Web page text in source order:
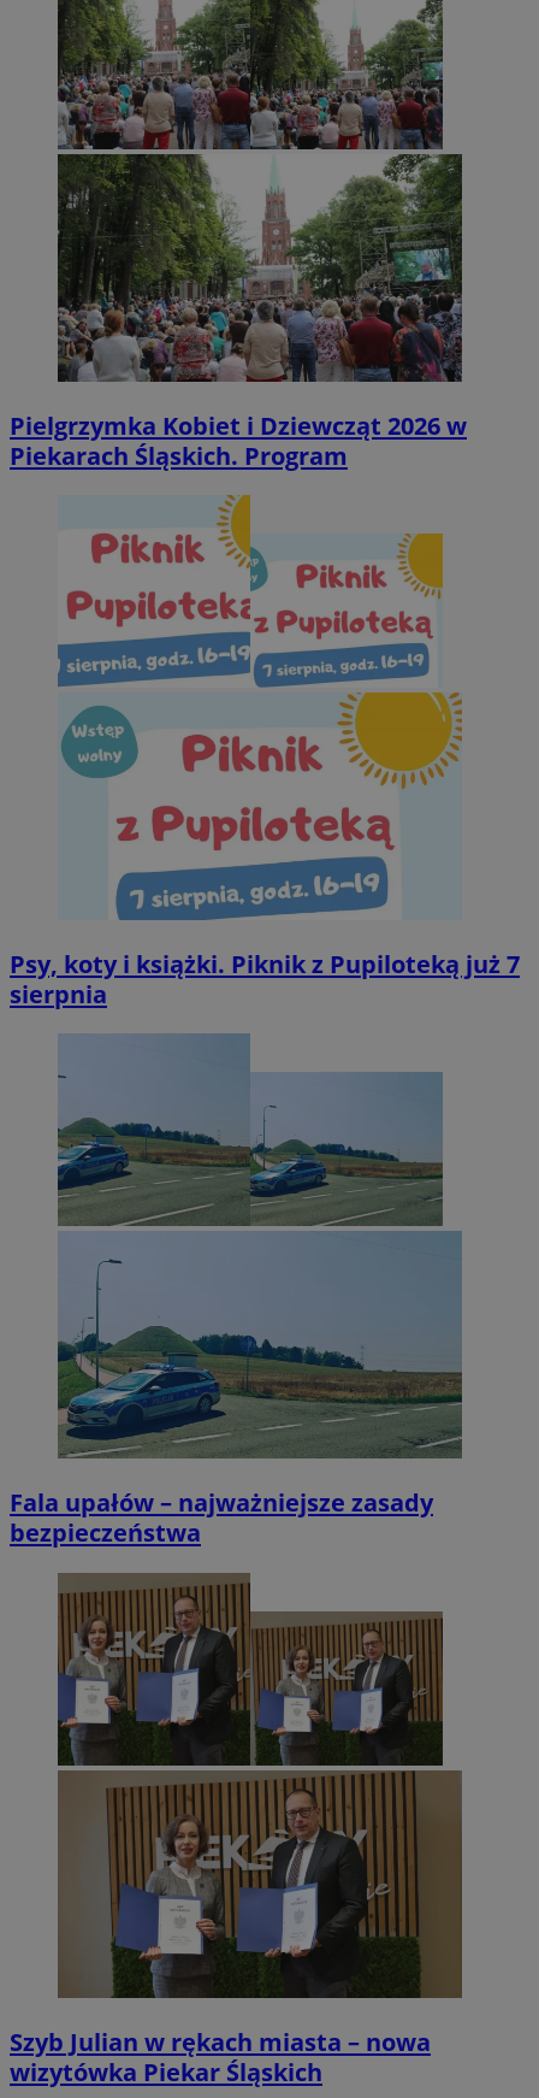
Pielgrzymka Kobiet i Dziewcząt 2026 w
Piekarach Śląskich. Program
Psy, koty i książki. Piknik z Pupiloteką już 7
sierpnia
Fala upałów – najważniejsze zasady
bezpieczeństwa
Szyb Julian w rękach miasta – nowa
wizytówka Piekar Śląskich